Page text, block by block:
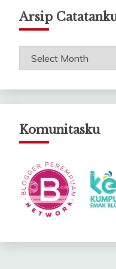
Arsip
Arsip
Komunitasku